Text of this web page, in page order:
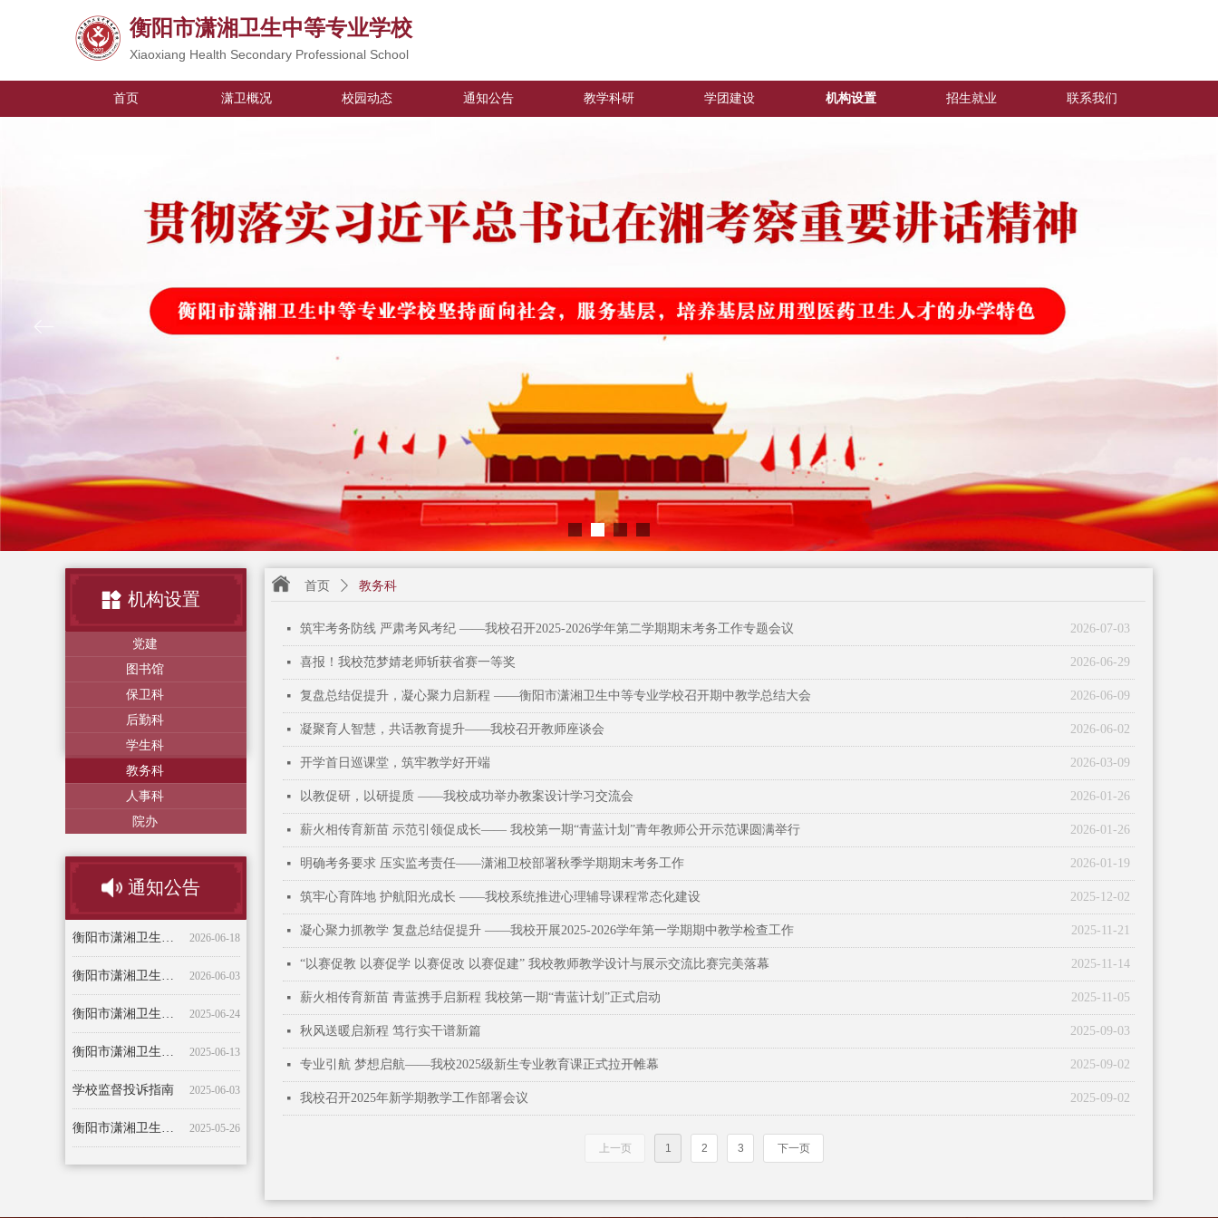
衡阳市潇湘卫生中等专业学校
Xiaoxiang Health Secondary Professional School
首页 潇卫概况 校园动态 通知公告 教学科研 学团建设 机构设置 招生就业 联系我们
机构设置
党建
图书馆
保卫科
后勤科
学生科
教务科
人事科
院办
通知公告
2026-07-10
2026-06-24
2026-06-22
学校监督投诉指南
2024-01-05
2023-09-20
2023-04-18
2022-09-22
2022-04-26
2021-12-27
2021-11-12
2021-11-12
职称评审初审公示 2020-09-05
2020-07-06
2026-07-03
넷 筑牢考务防线 严肃考风考纪 ——我校召开2025-2026学年第二学期期末考务工作专题会议
2026-06-29
넷 喜报！我校范梦婧老师斩获省赛一等奖
2026-06-09
넷 复盘总结促提升，凝心聚力启新程 ——衡阳市潇湘卫生中等专业学校召开期中教学总结大会
2026-06-02
넷 凝聚育人智慧，共话教育提升——我校召开教师座谈会
2026-03-09
넷 开学首日巡课堂，筑牢教学好开端
2026-01-26
넷 以教促研，以研提质 ——我校成功举办教案设计学习交流会
2026-01-26
넷 薪火相传育新苗 示范引领促成长—— 我校第一期“青蓝计划”青年教师公开示范课圆满举行
2026-01-19
넷 明确考务要求 压实监考责任——潇湘卫校部署秋季学期期末考务工作
2025-12-02
넷 筑牢心育阵地 护航阳光成长 ——我校系统推进心理辅导课程常态化建设
2025-11-21
넷 凝心聚力抓教学 复盘总结促提升 ——我校开展2025-2026学年第一学期期中教学检查工作
2025-11-14
넷 “以赛促教 以赛促学 以赛促改 以赛促建” 我校教师教学设计与展示交流比赛完美落幕
2025-11-05
넷 薪火相传育新苗 青蓝携手启新程 我校第一期“青蓝计划”正式启动
2025-09-03
넷 秋风送暖启新程 笃行实干谱新篇
2025-09-02
넷 专业引航 梦想启航——我校2025级新生专业教育课正式拉开帷幕
2025-09-02
넷 我校召开2025年新学期教学工作部署会议
上一页 1 2 3 下一页
首页 ꄲ 教务科